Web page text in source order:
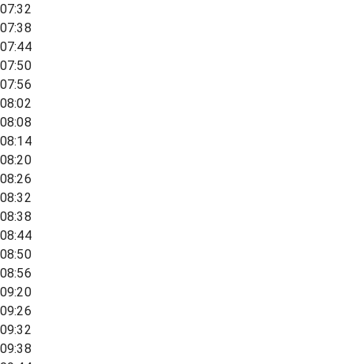
07:32
07:38
07:44
07:50
07:56
08:02
08:08
08:14
08:20
08:26
08:32
08:38
08:44
08:50
08:56
09:20
09:26
09:32
09:38